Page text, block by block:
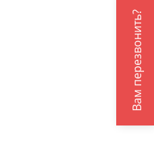
Вам перезвонить?